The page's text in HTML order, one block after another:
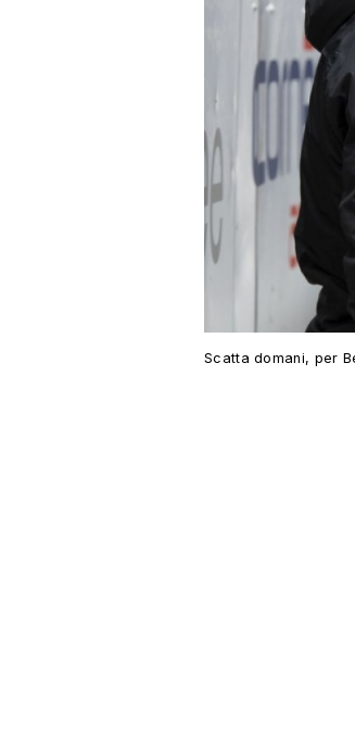
Scatta domani, per